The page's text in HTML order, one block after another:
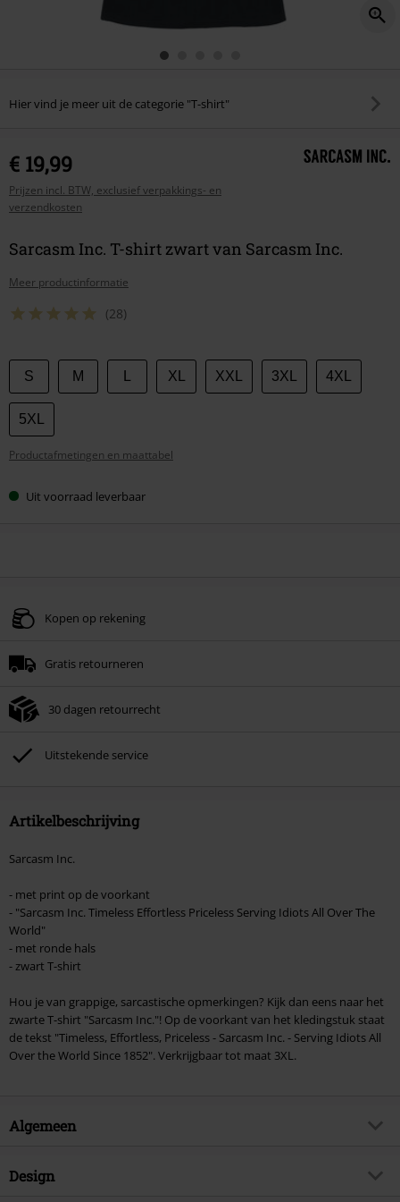
Hier vind je meer uit de categorie "T-shirt"
€ 19,99
Prijzen incl. BTW, exclusief verpakkings- en
verzendkosten
Sarcasm Inc. T-shirt zwart van Sarcasm Inc.
Meer productinformatie
(28)
Kies
je
maat
S M XL XXL 3XL 4XL
5XL
Productafmetingen en maattabel
Uit voorraad leverbaar
Kopen op rekening
Gratis retourneren
30 dagen retourrecht
Uitstekende service
Artikelbeschrijving
Sarcasm Inc.
- met print op de voorkant
- "Sarcasm Inc. Timeless Effortless Priceless Serving Idiots All Over The
World"
- met ronde hals
- zwart T-shirt
Hou je van grappige, sarcastische opmerkingen? Kijk dan eens naar het
zwarte T-shirt "Sarcasm Inc."! Op de voorkant van het kledingstuk staat
de tekst "Timeless, Effortless, Priceless - Sarcasm Inc. - Serving Idiots All
Over the World Since 1852". Verkrijgbaar tot maat 3XL.
Algemeen
Artikelnr.
Design